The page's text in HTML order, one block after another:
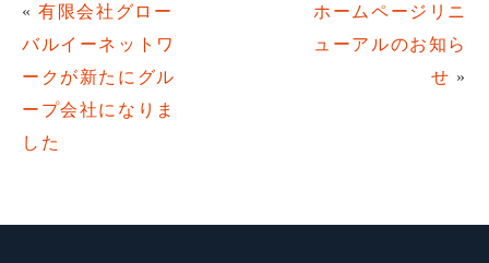
«有限会社グロー
バルイーネットワ
ークが新たにグル
ープ会社になりま
した
ホームページリニ
ューアルのお知ら
せ »